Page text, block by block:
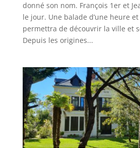
donné son nom. François 1er et
le jour. Une balade d’une heure
permettra de découvrir la ville et
Depuis les origines...